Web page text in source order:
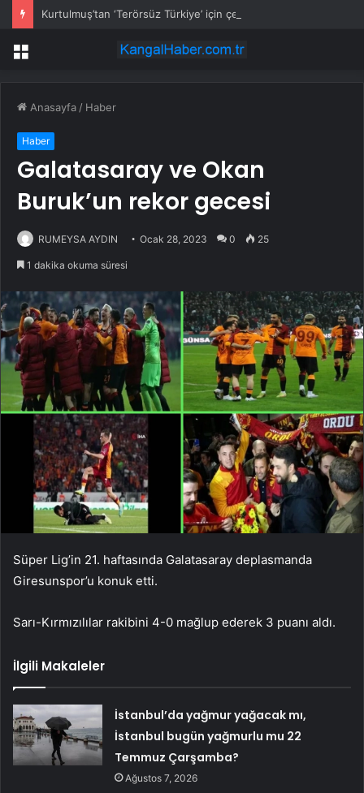
Kurtulmuş’tan ‘Terörsüz Türkiye’ için çerçeve yasa sinyali
Menü
Anasayfa / Haber
Haber
Galatasaray ve Okan
Buruk’un rekor gecesi
RUMEYSA AYDIN Ocak 28, 2023 0 25
1 dakika okuma süresi
Süper Lig’in 21. haftasında Galatasaray deplasmanda
Giresunspor’u konuk etti.
Sarı-Kırmızılılar rakibini 4-0 mağlup ederek 3 puanı aldı.
İlgili Makaleler
İstanbul’da yağmur yağacak mı,
İstanbul bugün yağmurlu mu 22
Temmuz Çarşamba?
Ağustos 7, 2026